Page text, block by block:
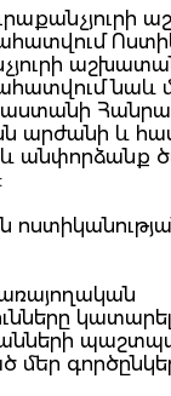
նաև
արժանի և
մեր